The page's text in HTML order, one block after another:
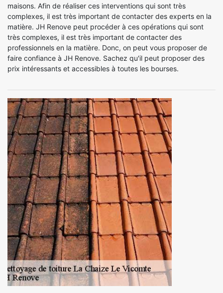
maisons. Afin de réaliser ces interventions qui sont très
complexes, il est très important de contacter des experts en la
matière. JH Renove peut procéder à ces opérations qui sont
très complexes, il est très important de contacter des
professionnels en la matière. Donc, on peut vous proposer de
faire confiance à JH Renove. Sachez qu'il peut proposer des
prix intéressants et accessibles à toutes les bourses.